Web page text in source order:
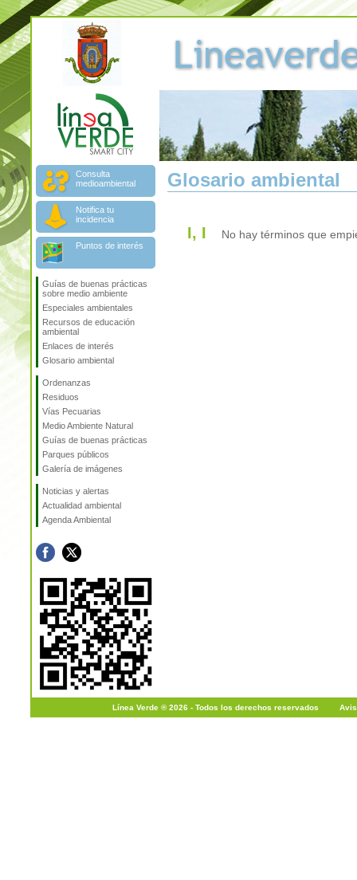
Consulta
medioambiental
Notifica tu
incidencia
Puntos de interés
Guías de buenas prácticas
sobre medio ambiente
Especiales ambientales
Recursos de educación
ambiental
Enlaces de interés
Glosario ambiental
Ordenanzas
Residuos
Vías Pecuarias
Medio Ambiente Natural
Guías de buenas prácticas
Parques públicos
Galería de imágenes
Noticias y alertas
Actualidad ambiental
Agenda Ambiental
Glosario ambiental
I, I No hay términos que
Línea Verde ® 2026 - Todos los derechos reservados